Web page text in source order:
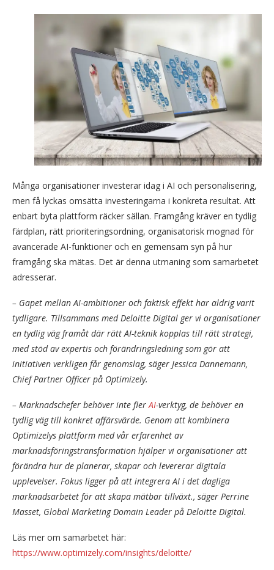
Många organisationer investerar idag i AI och personalisering,
men få lyckas omsätta investeringarna i konkreta resultat. Att
enbart byta plattform räcker sällan. Framgång kräver en tydlig
färdplan, rätt prioriteringsordning, organisatorisk mognad för
avancerade AI-funktioner och en gemensam syn på hur
framgång ska mätas. Det är denna utmaning som samarbetet
adresserar.
– Gapet mellan AI-ambitioner och faktisk effekt har aldrig varit
tydligare. Tillsammans med Deloitte Digital ger vi organisationer
en tydlig väg framåt där rätt AI-teknik kopplas till rätt strategi,
med stöd av expertis och förändringsledning som gör att
initiativen verkligen får genomslag, säger Jessica Dannemann,
Chief Partner Officer på Optimizely.
– Marknadschefer behöver inte flerAI-verktyg, de behöver en
tydlig väg till konkret affärsvärde. Genom att kombinera
Optimizelys plattform med vår erfarenhet av
marknadsföringstransformation hjälper vi organisationer att
förändra hur de planerar, skapar och levererar digitala
upplevelser. Fokus ligger på att integrera AI i det dagliga
marknadsarbetet för att skapa mätbar tillväxt., säger Perrine
Masset, Global Marketing Domain Leader på Deloitte Digital.
Läs mer om samarbetet här:
https://www.optimizely.com/insights/deloitte/